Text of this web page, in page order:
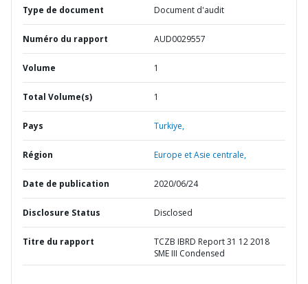
Type de document Document d'audit
Numéro du rapport AUD0029557
Volume 1
Total Volume(s) 1
Pays Turkiye,
Région Europe et Asie centrale,
Date de publication 2020/06/24
Disclosure Status Disclosed
Titre du rapport
TCZB IBRD Report 31 12 2018
SME III Condensed